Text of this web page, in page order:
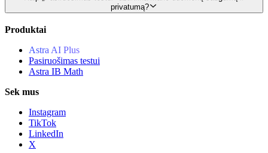
privatumą?
Produktai
Astra AI Plus
Pasiruošimas testui
Astra IB Math
Sek mus
Instagram
TikTok
LinkedIn
X